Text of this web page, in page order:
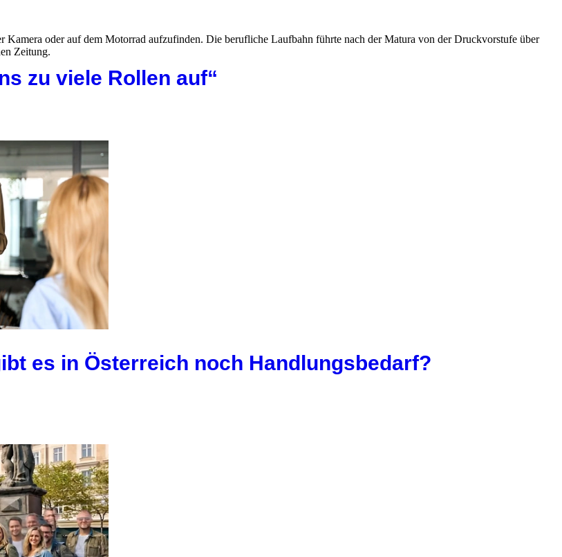
oder auf dem Motorrad aufzufinden. Die berufliche Laufbahn führte nach der Matura von der Druckvorstufe über
Zeitung.
zu viele Rollen auf“
es in Österreich noch Handlungsbedarf?